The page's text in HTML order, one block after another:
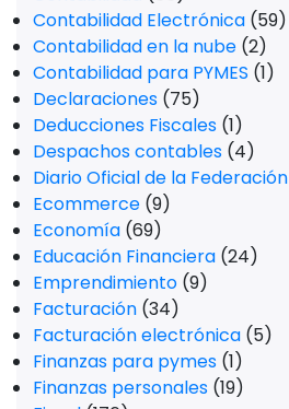
Contabilidad Electrónica (59)
Contabilidad en la nube (2)
Contabilidad para PYMES (1)
Declaraciones (75)
Deducciones Fiscales (1)
Despachos contables (4)
Diario Oficial de la Federación
Ecommerce (9)
Economía (69)
Educación Financiera (24)
Emprendimiento (9)
Facturación (34)
Facturación electrónica (5)
Finanzas para pymes (1)
Finanzas personales (19)